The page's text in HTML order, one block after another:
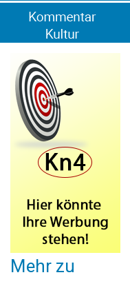
Mehr zu